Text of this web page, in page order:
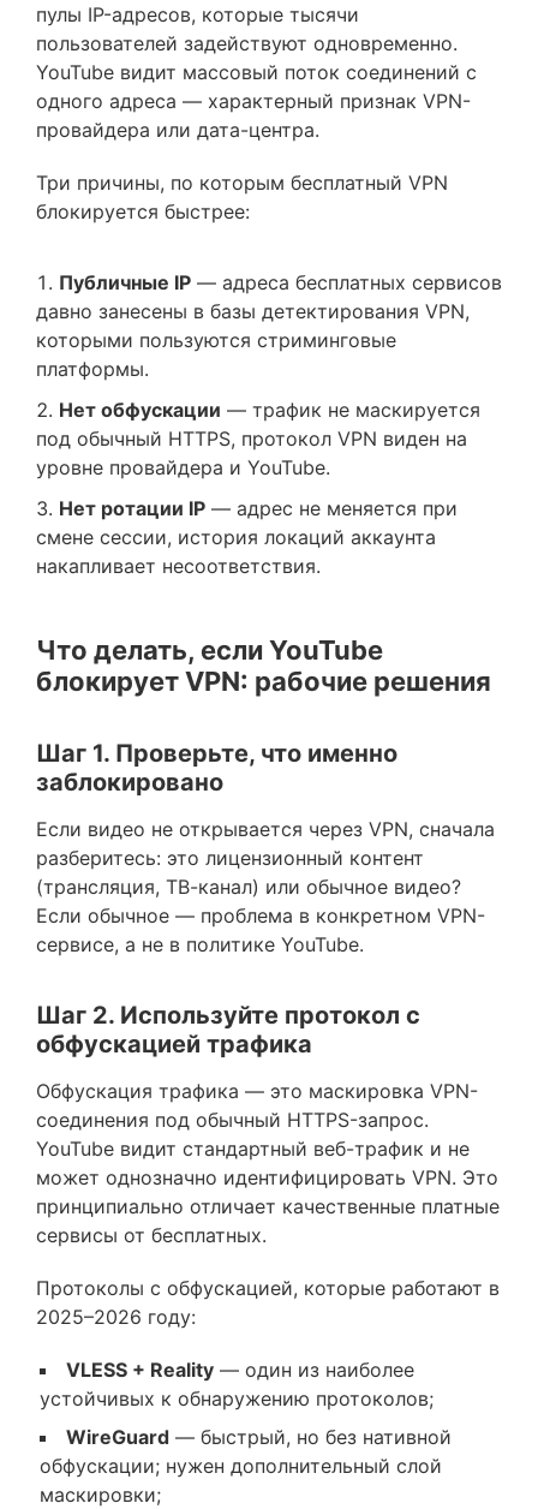
пулы IP-адресов, которые тысячи
пользователей задействуют одновременно.
YouTube видит массовый поток соединений с
одного адреса — характерный признак VPN-
провайдера или дата-центра.
Три причины, по которым бесплатный VPN
блокируется быстрее:
Публичные IP — адреса бесплатных сервисов
давно занесены в базы детектирования VPN,
которыми пользуются стриминговые
платформы.
Нет обфускации — трафик не маскируется
под обычный HTTPS, протокол VPN виден на
уровне провайдера и YouTube.
Нет ротации IP — адрес не меняется при
смене сессии, история локаций аккаунта
накапливает несоответствия.
Что делать, если YouTube
блокирует VPN: рабочие решения
Шаг 1. Проверьте, что именно
заблокировано
Если видео не открывается через VPN, сначала
разберитесь: это лицензионный контент
(трансляция, ТВ-канал) или обычное видео?
Если обычное — проблема в конкретном VPN-
сервисе, а не в политике YouTube.
Шаг 2. Используйте протокол с
обфускацией трафика
Обфускация трафика — это маскировка VPN-
соединения под обычный HTTPS-запрос.
YouTube видит стандартный веб-трафик и не
может однозначно идентифицировать VPN. Это
принципиально отличает качественные платные
сервисы от бесплатных.
Протоколы с обфускацией, которые работают в
2025–2026 году:
VLESS + Reality — один из наиболее
устойчивых к обнаружению протоколов;
WireGuard — быстрый, но без нативной
обфускации; нужен дополнительный слой
маскировки;